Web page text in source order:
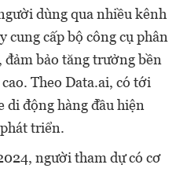
dùng qua nhiều kênh
cung cấp bộ công cụ phân
bảo tăng trưởng bền
Theo Data.ai, có tới
di động hàng đầu hiện
triển.
người tham dự có cơ